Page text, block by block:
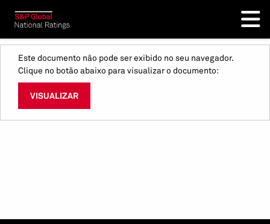
Este documento não pode ser exibido no seu navegador.
Clique no botão abaixo para visualizar o documento:
VISUALIZAR